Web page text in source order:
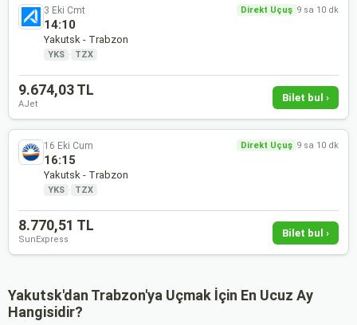
3 Eki Cmt Direkt Uçuş 9 sa 10 dk
14:10
Yakutsk - Trabzon
YKS · TZX
9.674,03 TL
AJet
Bilet bul ›
16 Eki Cum Direkt Uçuş 9 sa 10 dk
16:15
Yakutsk - Trabzon
YKS · TZX
8.770,51 TL
SunExpress
Bilet bul ›
Yakutsk'dan Trabzon'ya Uçmak İçin En Ucuz Ay
Hangisidir?